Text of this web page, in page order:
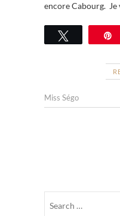
encore Cabourg.
Tweetez
Miss Ségo